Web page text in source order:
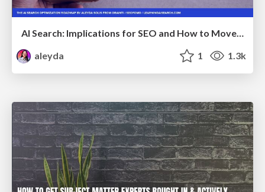
AI Search: Implications for SEO and How to Move Forward - #ShenzhenSEOConference
aleyda
1 1.3k